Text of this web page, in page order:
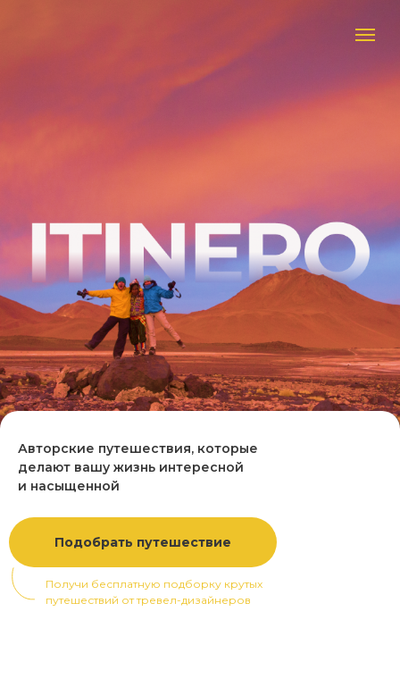
Авторские путешествия, которые
делают вашу жизнь интересной
и насыщенной
Получи бесплатную подборку крутых
путешествий от тревел-дизайнеров
Подобрать путешествие